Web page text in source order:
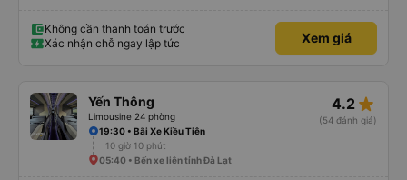
Không cần thanh toán trước
Xác nhận chỗ ngay lập tức
Xem giá
Yến Thông
Limousine 24 phòng
4.2 star_rate
(54 đánh giá)
19:30 • Bãi Xe Kiều Tiên
10 giờ 10 phút
05:40 • Bến xe liên tỉnh Đà Lạt